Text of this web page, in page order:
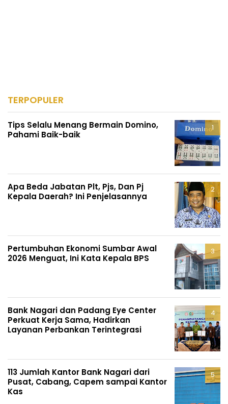
TERPOPULER
Tips Selalu Menang Bermain Domino,
Pahami Baik-baik
Apa Beda Jabatan Plt, Pjs, Dan Pj
Kepala Daerah? Ini Penjelasannya
Pertumbuhan Ekonomi Sumbar Awal
2026 Menguat, Ini Kata Kepala BPS
Bank Nagari dan Padang Eye Center
Perkuat Kerja Sama, Hadirkan
Layanan Perbankan Terintegrasi
113 Jumlah Kantor Bank Nagari dari
Pusat, Cabang, Capem sampai Kantor
Kas